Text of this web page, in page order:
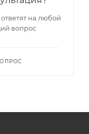
на любой
вопрос